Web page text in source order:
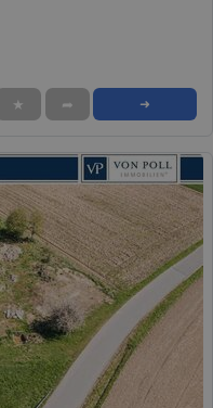
★ ➦ ➜